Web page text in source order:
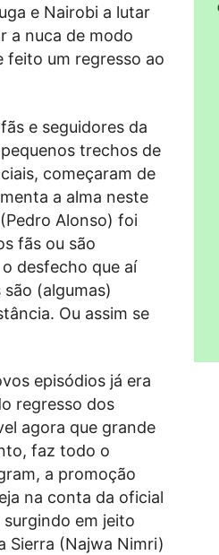
e Nairobi a lutar
a nuca de modo
feito um regresso ao
e seguidores da
trechos de
começaram de
a alma neste
Alonso) foi
fãs ou são
desfecho que aí
são (algumas)
Ou assim se
episódios já era
regresso dos
agora que grande
faz todo o
a promoção
na conta da oficial
em jeito
Sierra (Najwa Nimri)